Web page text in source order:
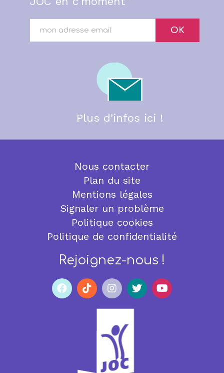
OK
Plus d’infos ici !
Nous contacter
Plan du site
Mentions légales
Signaler un problème
Politique cookies
Politique de confidentialité
Rejoignez-nous !